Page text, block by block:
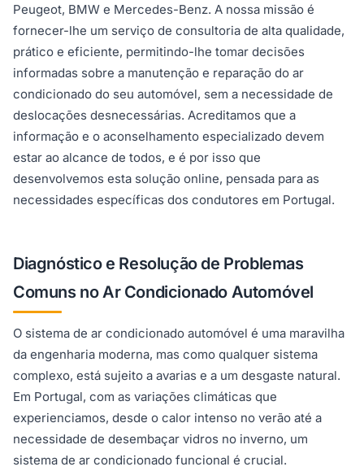
Peugeot, BMW e Mercedes-Benz. A nossa missão é
fornecer-lhe um serviço de consultoria de alta qualidade,
prático e eficiente, permitindo-lhe tomar decisões
informadas sobre a manutenção e reparação do ar
condicionado do seu automóvel, sem a necessidade de
deslocações desnecessárias. Acreditamos que a
informação e o aconselhamento especializado devem
estar ao alcance de todos, e é por isso que
desenvolvemos esta solução online, pensada para as
necessidades específicas dos condutores em Portugal.
Diagnóstico e Resolução de Problemas
Comuns no Ar Condicionado Automóvel
O sistema de ar condicionado automóvel é uma maravilha
da engenharia moderna, mas como qualquer sistema
complexo, está sujeito a avarias e a um desgaste natural.
Em Portugal, com as variações climáticas que
experienciamos, desde o calor intenso no verão até a
necessidade de desembaçar vidros no inverno, um
sistema de ar condicionado funcional é crucial.